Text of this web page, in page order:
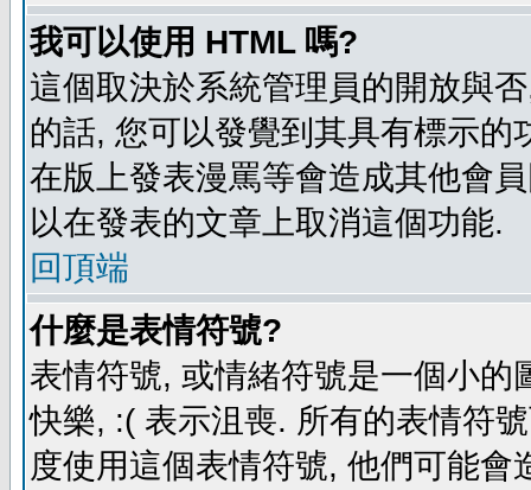
我可以使用 HTML 嗎?
這個取決於系統管理員的開放與
的話, 您可以發覺到其具有標示
在版上發表漫罵等會造成其他會
以在發表的文章上取消這個功能.
回頂端
什麼是表情符號?
表情符號, 或情緒符號是一個小
快樂, :( 表示沮喪. 所有的表情符
度使用這個表情符號, 他們可能